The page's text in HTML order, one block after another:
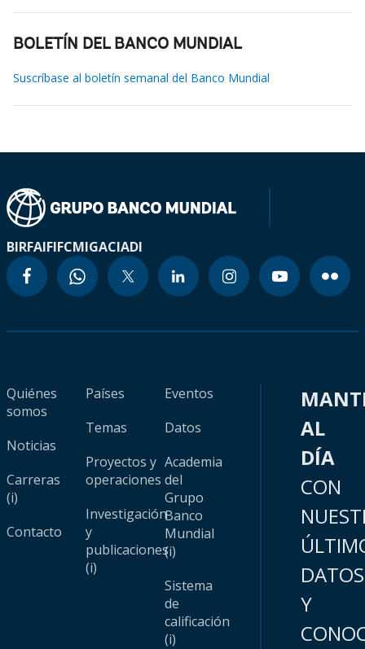
BOLETÍN DEL BANCO MUNDIAL
Suscríbase al boletín semanal del Banco Mundial
BIRFAIFIFCMIGACIADI
Quiénes
somos
Noticias
Carreras
(i)
Contacto
Países
Temas
Proyectos y
operaciones
Investigación
y
publicaciones
(i)
Eventos
Datos
Academia
del
Grupo
Banco
Mundial
(i)
Sistema
de
calificación
(i)
AL
DÍA
CON
DATOS
Y